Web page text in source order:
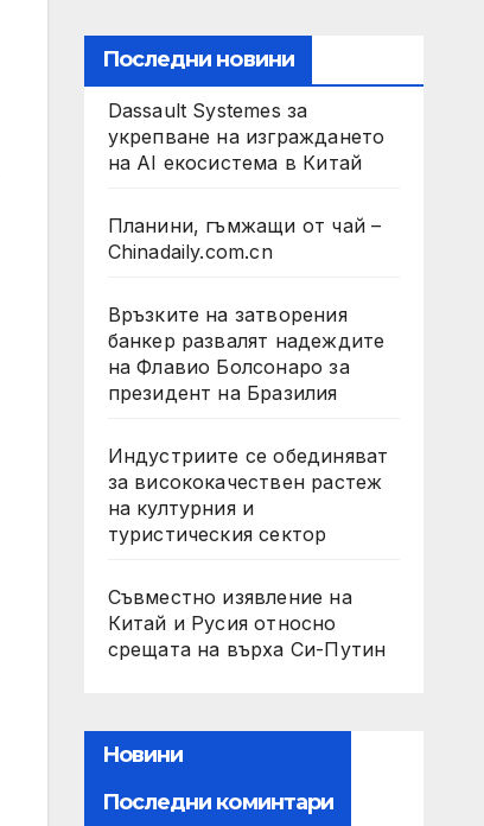
Последни новини
Dassault Systemes за
укрепване на изграждането
на AI екосистема в Китай
Планини, гъмжащи от чай –
Chinadaily.com.cn
Връзките на затворения
банкер развалят надеждите
на Флавио Болсонаро за
президент на Бразилия
Индустриите се обединяват
за висококачествен растеж
на културния и
туристическия сектор
Съвместно изявление на
Китай и Русия относно
срещата на върха Си-Путин
Новини
Последни коминтари